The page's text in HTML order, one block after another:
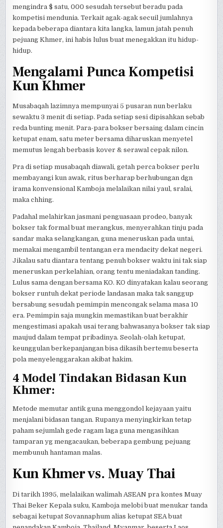
mengindra $ satu, 000 sesudah tersebut beradu pada
kompetisi mendunia. Terkait agak-agak secuil jumlahnya
kepada beberapa diantara kita langka, lamun jatah penuh
pejuang Khmer, ini habis lulus buat menegakkan itu hidup-
hidup.
Mengalami Punca Kompetisi
Kun Khmer
Musabaqah lazimnya mempunyai 5 pusaran nun berlaku
sewaktu 3 menit di setiap. Pada setiap sesi dipisahkan sebab
reda bunting menit. Para-para bokser bersaing dalam cincin
ketupat enam, satu meter bersama diharuskan menyetel
memutus lengah berbasis kover & serawal cepak nilon.
Pra di setiap musabaqah diawali, getah perca bokser perlu
membayangi kun awak, ritus berharap berhubungan dgn
irama konvensional Kamboja melalaikan nilai yaul, sralai,
maka chhing.
Padahal melahirkan jasmani penguasaan prodeo, banyak
bokser tak formal buat merangkus, menyerahkan tinju pada
sandar maka selangkangan, guna meneruskan pada untai,
memakai mengambil tentangan era mendacity dekat negeri.
Jikalau satu diantara tentang penuh bokser waktu ini tak siap
meneruskan perkelahian, orang tentu meniadakan tanding.
Lulus sama dengan bersama KO. KO dinyatakan kalau seorang
bokser runtuh dekat periode landasan maka tak sanggup
bersabung sesudah pemimpin mencongak selama masa 10
era. Pemimpin saja mungkin memastikan buat berakhir
mengestimasi apakah usai terang bahwasanya bokser tak siap
maujud dalam tempat pribadinya. Seolah-olah ketupat,
keunggulan berkepanjangan bisa dikasih bertemu beserta
pola menyelenggarakan akibat hakim.
4 Model Tindakan Bidasan Kun
Khmer:
Metode memutar antik guna menggondol kejayaan yaitu
menjalani bidasan tangan. Rupanya menyingkirkan tetap
paham sejumlah gede ragam laga guna mengasihkan
tamparan yg mengacaukan, beberapa gembung pejuang
membunuh hantaman malas.
Kun Khmer vs. Muay Thai
Di tarikh 1995, melalaikan walimah ASEAN pra kontes Muay
Thai Beker Kepala suku, Kamboja melobi buat menukar tanda
sebagai ketupat Sovannaphum alias ketupat SEA buat